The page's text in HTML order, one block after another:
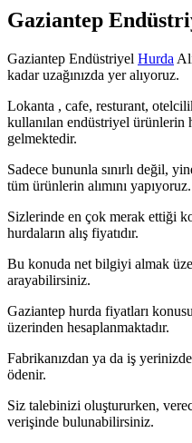
Gaziantep
Gaziantep Endüstriyel Hurda
kadar uzağınızda yer alıyoruz.
Lokanta , cafe, resturant,
kullanılan endüstriyel ürünlerin
gelmektedir.
Sadece bununla sınırlı değil,
tüm ürünlerin alımını yapıyoruz.
Sizlerinde en çok merak ettiği
hurdaların alış fiyatıdır.
Bu konuda net bilgiyi almak
arayabilirsiniz.
Gaziantep hurda fiyatları
üzerinden hesaplanmaktadır.
Fabrikanızdan ya da iş
ödenir.
Siz talebinizi oluştururken,
verişinde bulunabilirsiniz.